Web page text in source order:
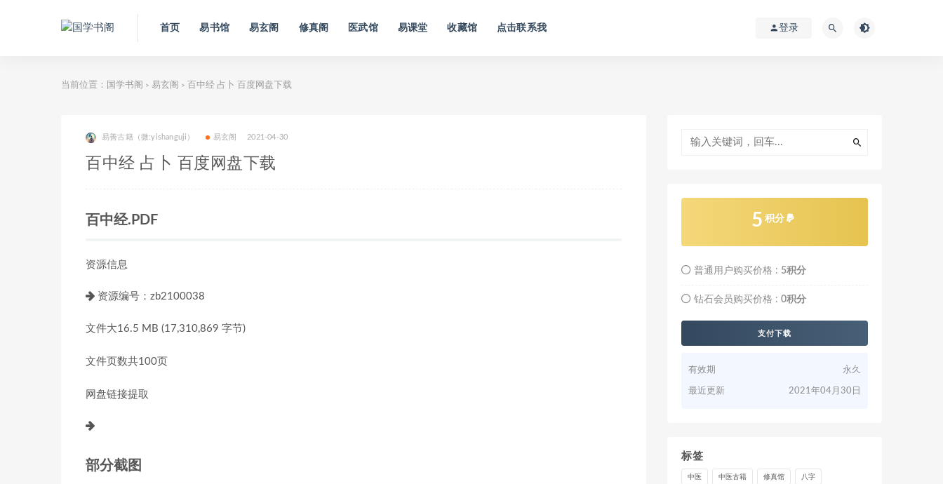
首页 易书馆 易玄阁 修真阁 医武馆 易课堂 收藏馆 点击联系我 登录
当前位置： 国学书阁 > 易玄阁 > 百中经 占卜 百度网盘下载
易善古籍（微:yishanguji） 易玄阁 2021-04-30
百中经 占卜 百度网盘下载
百中经.PDF
资源信息
资源编号：zb2100038
文件大16.5 MB (17,310,869 字节)
文件页数共100页
网盘链接提取
部分截图
5 积分
普通用户购买价格 : 5积分
钻石会员购买价格 : 0积分
支付下载
有效期 永久
最近更新 2021年04月30日
标签
中医 中医古籍 修真馆 八字